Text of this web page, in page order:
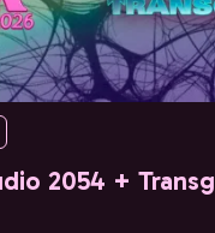
2054 +